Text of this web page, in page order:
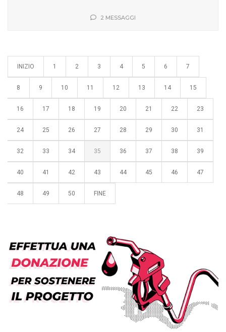
2 MESSAGGI
INIZIO 1 2 3 4 5 6 7
8 9 10 11 12 13 14 15
16 17 18 19 20 21 22 23
24 25 26 27 28 29 30 31
32 33 34 35 36 37 38 39
40 41 42 43 44 45 46 47
48 49 50 FINE